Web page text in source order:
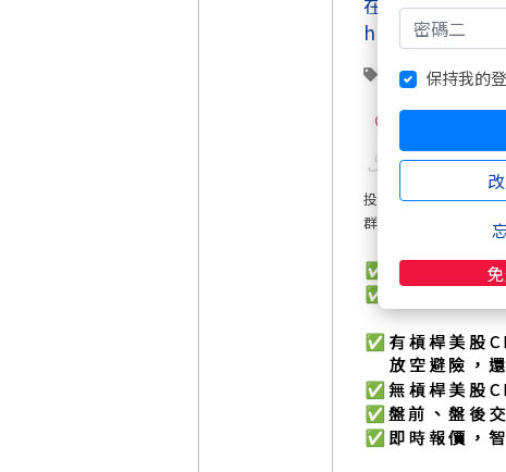
https://
黃金 白銀
投資美股，現在多了
群益槓桿美股 CFD 讓
保持我的